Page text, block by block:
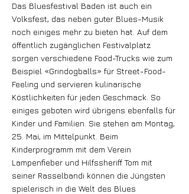
Das Bluesfestival Baden ist auch ein
Volksfest, das neben guter Blues-Musik
noch einiges mehr zu bieten hat. Auf dem
öffentlich zugänglichen Festivalplatz
sorgen verschiedene Food-Trucks wie zum
Beispiel «Grindogballs» für Street-Food-
Feeling und servieren kulinarische
Köstlichkeiten für jeden Geschmack. So
einiges geboten wird übrigens ebenfalls für
Kinder und Familien. Sie stehen am Montag,
25. Mai, im Mittelpunkt. Beim
Kinderprogramm mit dem Verein
Lampenfieber und Hilfssheriff Tom mit
seiner Rasselbandi können die Jüngsten
spielerisch in die Welt des Blues